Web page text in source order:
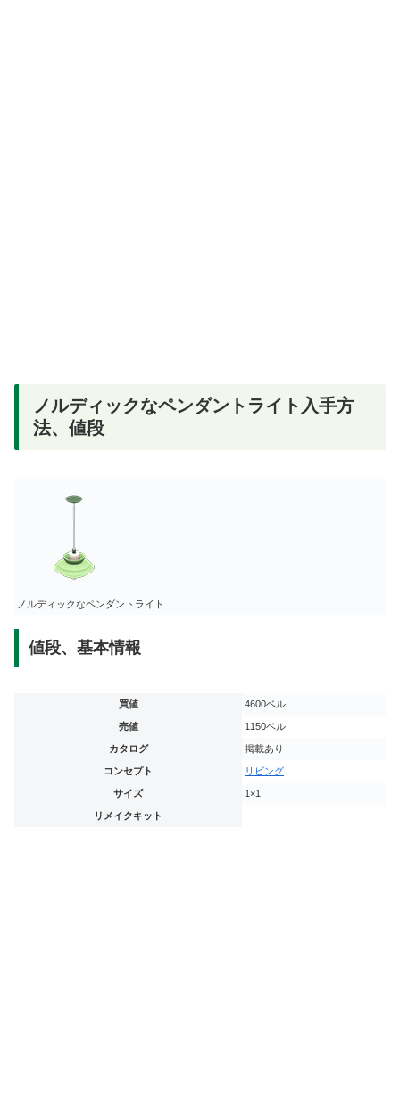
ノルディックなペンダントライト入手方
法、値段
ノルディックなペンダントライト
値段、基本情報
買値 4600ベル
売値 1150ベル
カタログ 掲載あり
コンセプト リビング
サイズ 1×1
リメイクキット –